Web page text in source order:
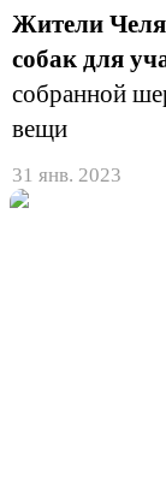
Жители
собак для
собранной
вещи
31 янв. 2023